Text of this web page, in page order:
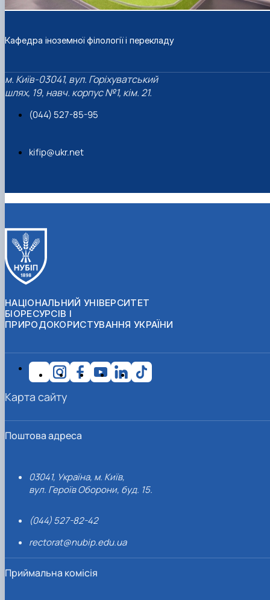
Кафедра іноземної філології і перекладу
м. Київ-03041, вул. Горіхуватський
шлях, 19, навч. корпус №1, кім. 21.
(044) 527-85-95
kifip@ukr.net
НАЦІОНАЛЬНИЙ УНІВЕРСИТЕТ
БІОРЕСУРСІВ І
ПРИРОДОКОРИСТУВАННЯ УКРАЇНИ
Поштова адреса
03041, Україна, м. Київ,
вул. Героїв Оборони, буд. 15.
(044) 527-82-42
rectorat@nubip.edu.ua
Приймальна комісія
Карта сайту